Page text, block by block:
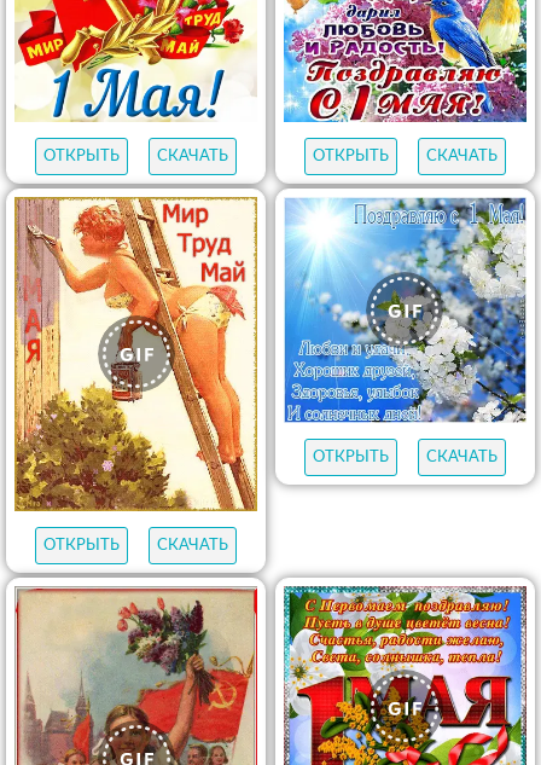
ОТКРЫТЬ СКАЧАТЬ ОТКРЫТЬ СКАЧАТЬ
ОТКРЫТЬ СКАЧАТЬ
ОТКРЫТЬ СКАЧАТЬ